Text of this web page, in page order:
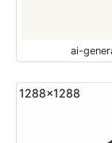
ai-
1288x1288